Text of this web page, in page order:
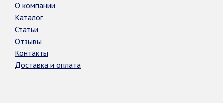
О компании
Каталог
Статьи
Отзывы
Контакты
Доставка и оплата